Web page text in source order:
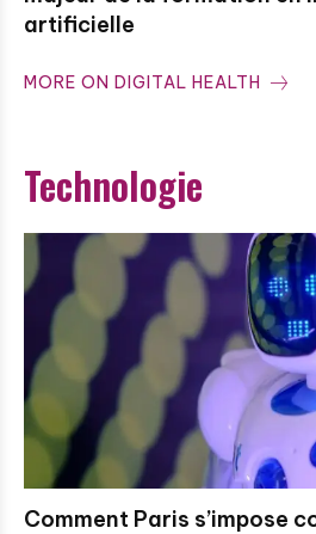
artificielle
MORE ON DIGITAL HEALTH
Technologie
Comment Paris s’impose